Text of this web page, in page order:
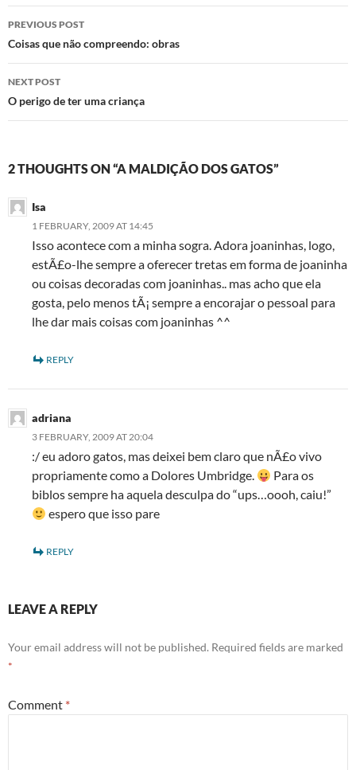
Post
navigation
PREVIOUS POST
Coisas que não compreendo: obras
NEXT POST
O perigo de ter uma criança
2 THOUGHTS ON “A MALDIÇÃO DOS GATOS”
Isa
1 FEBRUARY, 2009 AT 14:45
Isso acontece com a minha sogra. Adora joaninhas, logo,
estÃ£o-lhe sempre a oferecer tretas em forma de joaninha
ou coisas decoradas com joaninhas.. mas acho que ela
gosta, pelo menos tÃ¡ sempre a encorajar o pessoal para
lhe dar mais coisas com joaninhas ^^
REPLY
adriana
3 FEBRUARY, 2009 AT 20:04
:/ eu adoro gatos, mas deixei bem claro que nÃ£o vivo
propriamente como a Dolores Umbridge.
Para os
biblos sempre ha aquela desculpa do “ups…oooh, caiu!”
espero que isso pare
REPLY
LEAVE A REPLY
Your email address will not be published. Required fields are marked
*
Comment *